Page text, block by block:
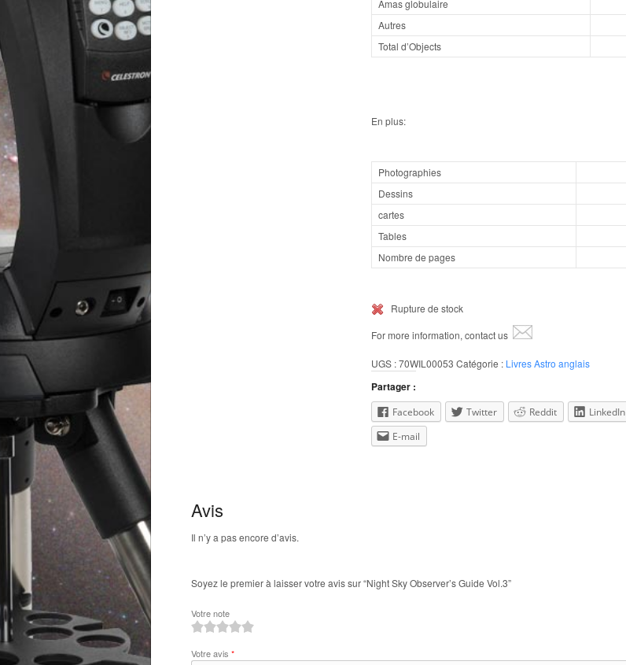
Amas globulaire
Autres
Total d’Objects
En plus:
Photographies
Dessins
cartes
Tables
Nombre de pages
Rupture de stock
For more information, contact us
UGS :70WIL00053 Catégorie : Livres Astro anglais
Partager :
Facebook Twitter Reddit
LinkedIn
E-mail
Avis
Il n’y a pas encore d’avis.
Soyez le premier à laisser votre avis sur “Night Sky Observer’s Guide Vol.3”
Votre note
Votre avis *